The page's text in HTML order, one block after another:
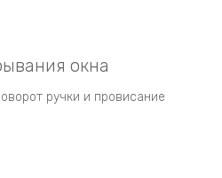
окна
ручки и провисание